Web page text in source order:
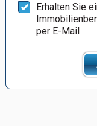
Erhalten Sie
per E-Mail